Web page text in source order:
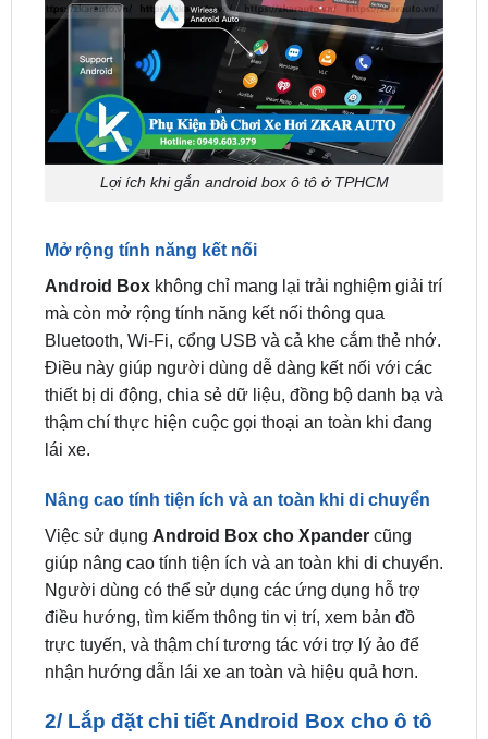
Lợi ích khi gắn android box ô tô ở TPHCM
Mở rộng tính năng kết nối
mà còn mở rộng tính năng kết nối thông qua
Bluetooth, Wi-Fi, cổng USB và cả khe cắm thẻ nhớ.
Điều này giúp người dùng dễ dàng kết nối với các
thiết bị di động, chia sẻ dữ liệu, đồng bộ danh bạ và
thậm chí thực hiện cuộc gọi thoại an toàn khi đang
lái xe.
Nâng cao tính tiện ích và an toàn khi di chuyển
giúp nâng cao tính tiện ích và an toàn khi di chuyển.
Người dùng có thể sử dụng các ứng dụng hỗ trợ
điều hướng, tìm kiếm thông tin vị trí, xem bản đồ
trực tuyến, và thậm chí tương tác với trợ lý ảo để
nhận hướng dẫn lái xe an toàn và hiệu quả hơn.
2/ Lắp đặt chi tiết Android Box cho ô tô